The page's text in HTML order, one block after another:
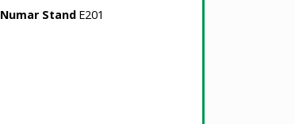
Numar Stand E201